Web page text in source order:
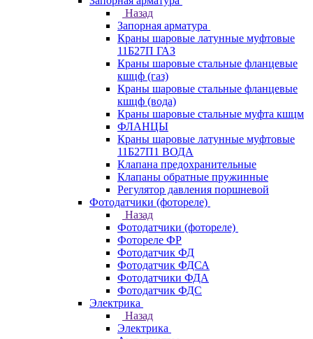
Назад
Запорная арматура
Краны шаровые латунные муфтовые
11Б27П ГАЗ
Краны шаровые стальные фланцевые
кшцф (газ)
Краны шаровые стальные фланцевые
кшцф (вода)
Краны шаровые стальные муфта кшцм
ФЛАНЦЫ
Краны шаровые латунные муфтовые
11Б27П1 ВОДА
Клапана предохранительные
Клапаны обратные пружинные
Регулятор давления поршневой
Фотодатчики (фотореле)
Назад
Фотодатчики (фотореле)
Фотореле ФР
Фотодатчик ФД
Фотодатчик ФДСА
Фотодатчики ФДА
Фотодатчик ФДС
Электрика
Назад
Электрика